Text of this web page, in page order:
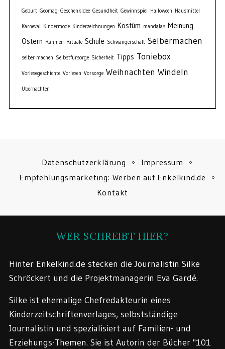
Geburt Geomag Geschenkidee Gesundheit Gewinnspiel Halloween Hausmittel
Karneval Kindermode Kinderzeichnungen Kostüm mandalas Meinung
Ostern
Rahmen Rituale Schule Schwangerschaft Selbermachen
selber machen Selbstfürsorge Sicherheit Tipps Toniebox
Vorlesegeschichte Vorlesen Vorsorge Weihnachten Windeln
Übernachten
Datenschutzerklärung
Impressum
Empfehlungsmarketing: Werben auf Enkelkind.de
Kontakt
WER SCHREIBT HIER?
Hinter Enkelkind.de stecken die Journalistin Silke
Schröckert und die Projektmanagerin Eva Gardé.
Silke ist ehemalige Chefredakteurin eines
Kinderzeitschriftenverlages, selbstständige
Journalistin und spezialisiert auf Familien- und
Erziehungs-Themen. Sie ist Autorin der Bücher "101